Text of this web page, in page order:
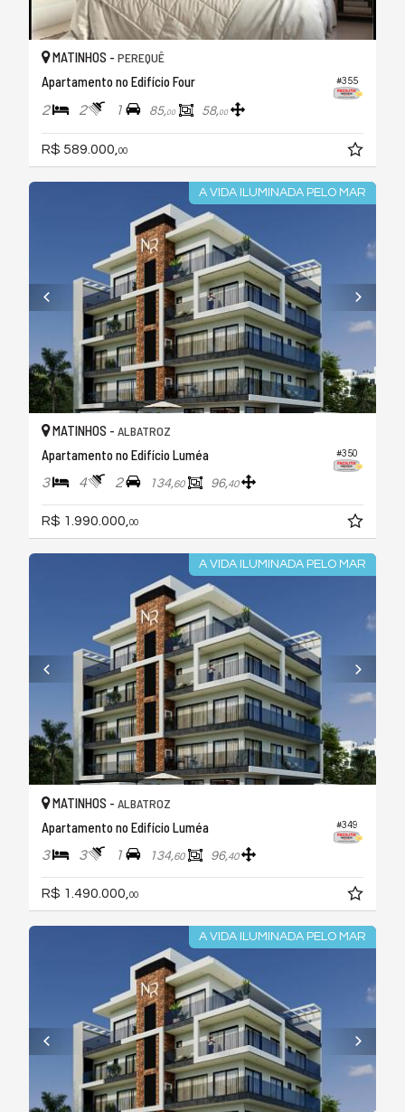
#355
MATINHOS - PEREQUÊ
Apartamento no Edifício Four
2 2 1 85,00 58,00
R$ 589.000, 00
A VIDA ILUMINADA PELO MAR
#350
MATINHOS - ALBATROZ
Apartamento no Edifício Luméa
3 4 2 134,60 96,40
R$ 1.990.000, 00
A VIDA ILUMINADA PELO MAR
#349
MATINHOS - ALBATROZ
Apartamento no Edifício Luméa
3 3 1 134,60 96,40
R$ 1.490.000, 00
A VIDA ILUMINADA PELO MAR